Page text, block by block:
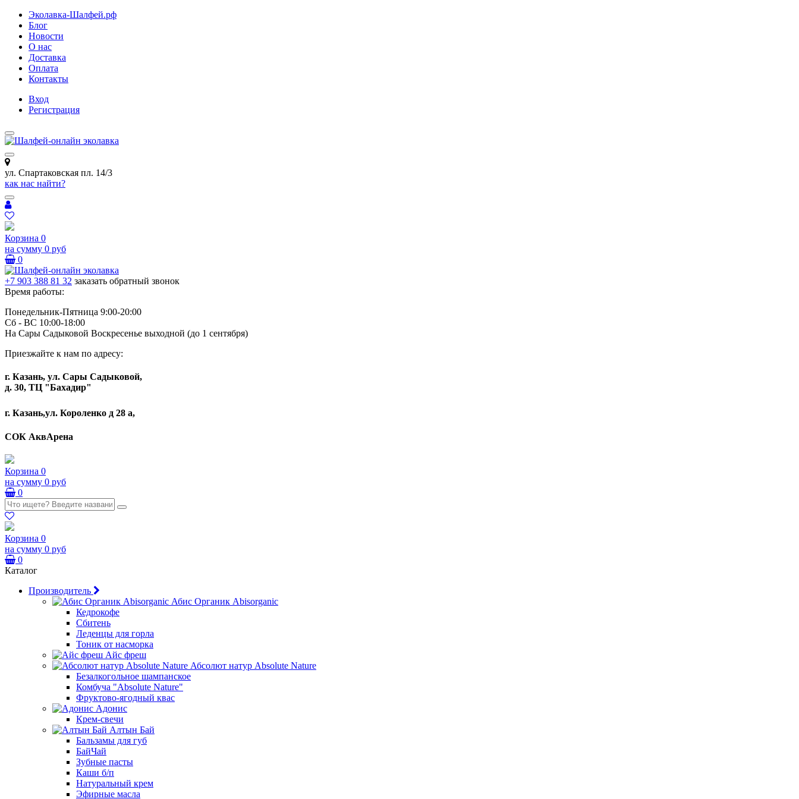
Эколавка-Шалфей.рф
Блог
Новости
О нас
Доставка
Оплата
Контакты
Вход
Регистрация
ул. Спартаковская пл. 14/3
как нас найти?
Корзина 0
на сумму 0 руб
0
+7 903 388 81 32 заказать обратный звонок
Время работы:
Понедельник-Пятница 9:00-20:00
Сб - ВС 10:00-18:00
На Сары Садыковой Воскресенье выходной (до 1 сентября)
Приезжайте к нам по адресу:
г. Казань, ул. Сары Садыковой,
д. 30, ТЦ "Бахадир"
г. Казань,ул. Короленко д 28 а,
СОК АквАрена
Корзина 0
на сумму 0 руб
0
Корзина 0
на сумму 0 руб
0
Каталог
Производитель
Абис Органик Abisorganic
Кедрокофе
Сбитень
Леденцы для горла
Тоник от насморка
Айс фреш
Абсолют натур Absolute Nature
Безалкогольное шампанское
Комбуча "Absolute Nature"
Фруктово-ягодный квас
Адонис
Крем-свечи
Алтын Бай
Бальзамы для губ
БайЧай
Зубные пасты
Каши б/п
Натуральный крем
Эфирные масла